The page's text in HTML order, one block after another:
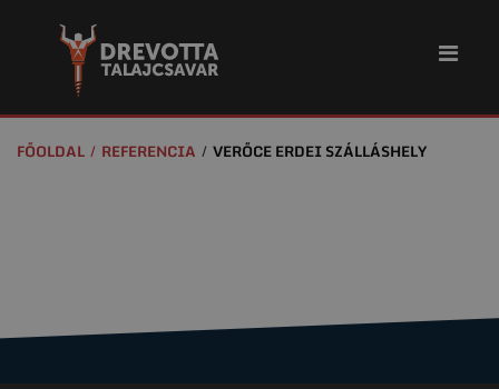
FŐOLDAL REFERENCIA VERŐCE ERDEI SZÁLLÁSHELY